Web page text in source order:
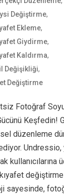
Değiştirme,
Ekleme,
Giydirme,
Kaldırma,
Değişikliği,
Değiştirme
Fotoğraf
Keşfedin!
düzenleme
değiştirme
sayesinde,